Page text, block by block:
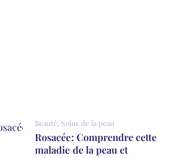
Beauté, Soins de la peau
Rosacée: Comprendre cette
maladie de la peau et